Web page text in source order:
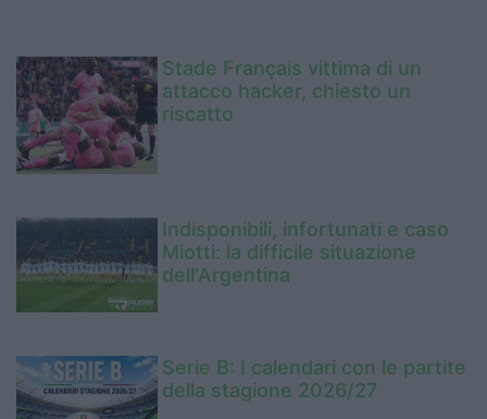
Stade Français vittima di un
attacco hacker, chiesto un
riscatto
Indisponibili, infortunati e caso
Miotti: la difficile situazione
dell'Argentina
Serie B: I calendari con le partite
della stagione 2026/27